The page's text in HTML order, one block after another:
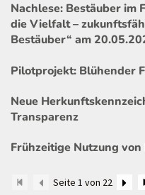
Nachlese: Bestäuber im
die Vielfalt –
Bestäuber“ am
Pilotprojekt: Blühender
Neue
Transparenz
Frühzeitige Nutzung
Seite 1 von 22